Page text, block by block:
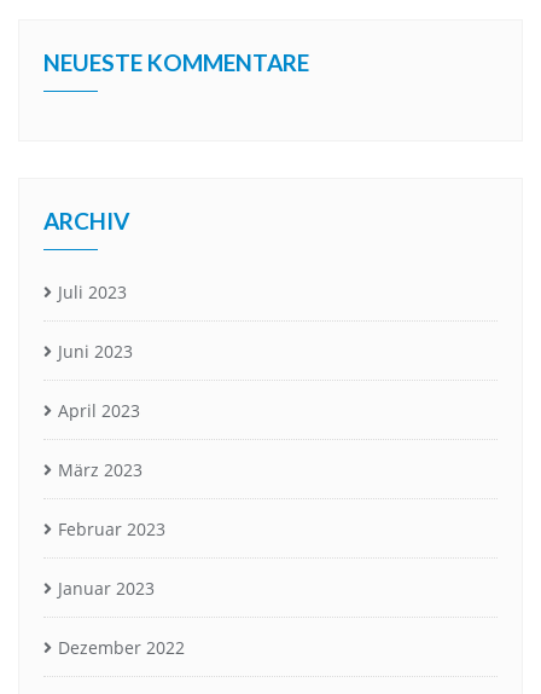
NEUESTE KOMMENTARE
ARCHIV
Juli 2023
Juni 2023
April 2023
März 2023
Februar 2023
Januar 2023
Dezember 2022